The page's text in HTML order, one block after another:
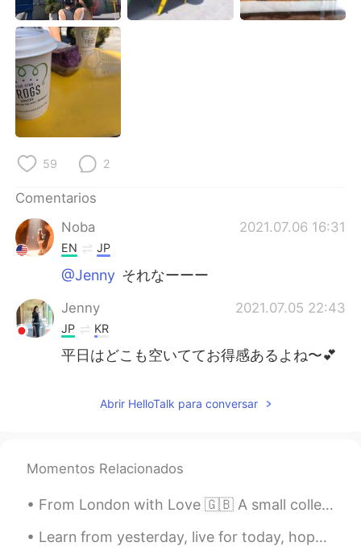
59 2
Comentarios
Noba
2021.07.06 16:31
EN JP
@Jenny それなーーー
Jenny 2021.07.05 22:43
JP KR
平日はどこも空いててお得感あるよね〜💕
Abrir HelloTalk para conversar
Momentos Relacionados
From London with Love 🇬🇧 A small collection of photographs I have taken from a few of places I ...
Learn from yesterday, live for today, hope for tomorrow! Positive thinking is not only about ex...